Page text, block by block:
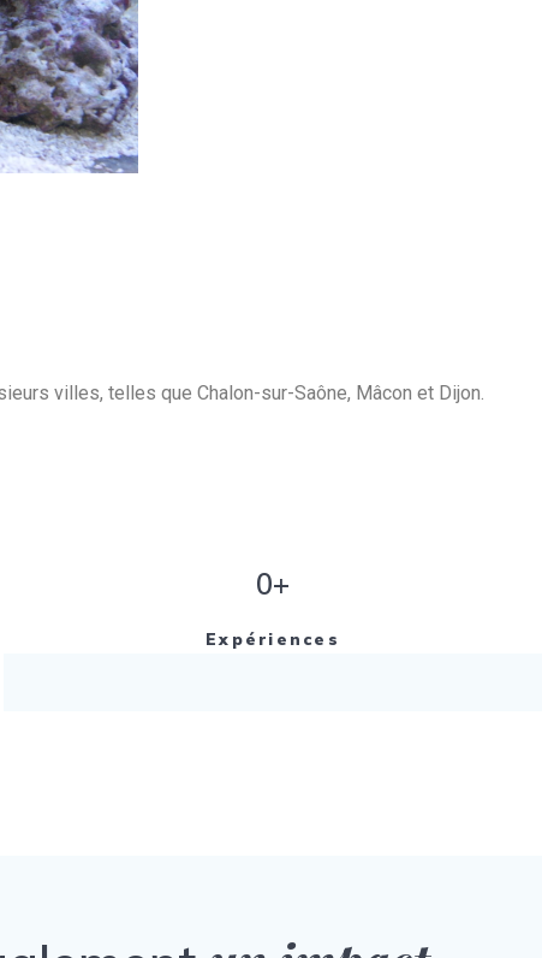
villes, telles que Chalon-sur-Saône, Mâcon et Dijon.
0+
Expériences